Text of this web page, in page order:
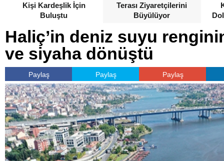
Kişi Kardeşlik İçin
Buluştu
Terası Ziyaretçilerini
Büyülüyor
Haliç’in deniz suyu
ve siyaha dönüştü
Paylaş Paylaş Paylaş